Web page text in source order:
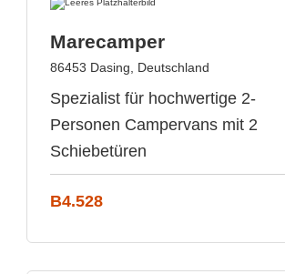
Marecamper
86453 Dasing, Deutschland
Spezialist für hochwertige 2-
Personen Campervans mit 2
Schiebetüren
B4.528